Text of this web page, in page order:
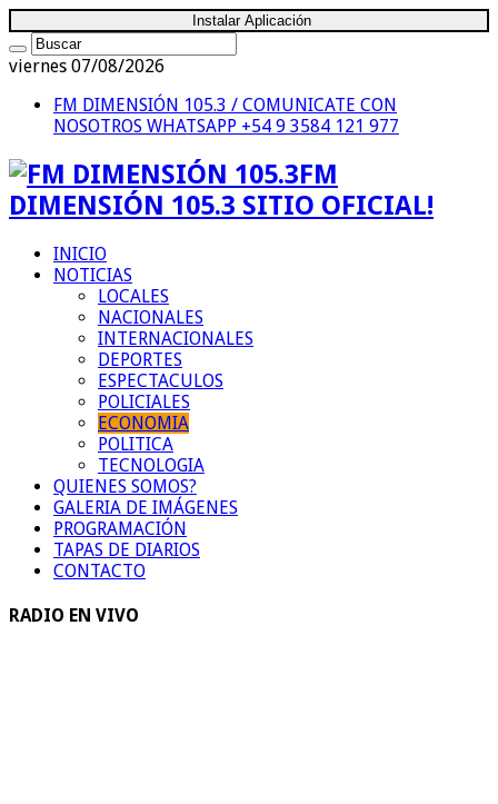
Instalar Aplicación
viernes 07/08/2026
FM DIMENSIÓN 105.3 / COMUNICATE CON
NOSOTROS WHATSAPP +54 9 3584 121 977
FM
DIMENSIÓN 105.3 SITIO OFICIAL!
INICIO
NOTICIAS
LOCALES
NACIONALES
INTERNACIONALES
DEPORTES
ESPECTACULOS
POLICIALES
ECONOMIA
POLITICA
TECNOLOGIA
QUIENES SOMOS?
GALERIA DE IMÁGENES
PROGRAMACIÓN
TAPAS DE DIARIOS
CONTACTO
RADIO EN VIVO